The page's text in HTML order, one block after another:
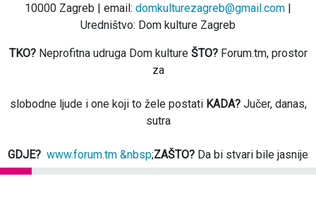
10000 Zagreb | email: domkulturezagreb@gmail.com |
Uredništvo: Dom kulture Zagreb
TKO?Neprofitna udruga Dom kulture ŠTO?Forum.tm, prostor
za
slobodne ljude i one koji to žele postati KADA?Jučer, danas,
sutra
GDJE? www.forum.tm &nbsp;ZAŠTO? Da bi stvari bile jasnije